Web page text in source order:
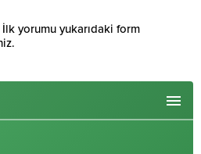
İlk yorumu yukarıdaki form